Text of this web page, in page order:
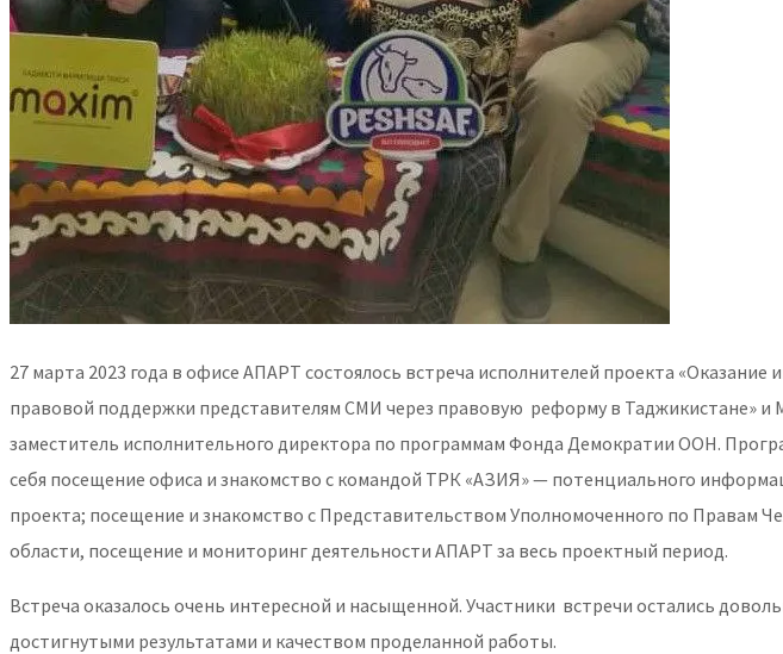
27 марта 2023 года в офисе АПАРТ состоялось встреча исполнителей проекта
правовой поддержки представителям СМИ через правовую реформу в Таджикистане»
заместитель исполнительного директора по программам Фонда Демократии ООН.
себя посещение офиса и знакомство с командой ТРК «АЗИЯ» — потенциального
проекта; посещение и знакомство с Представительством Уполномоченного по Правам
области, посещение и мониторинг деятельности АПАРТ за весь проектный период.
Встреча оказалось очень интересной и насыщенной. Участники встречи остались
достигнутыми результатами и качеством проделанной работы.